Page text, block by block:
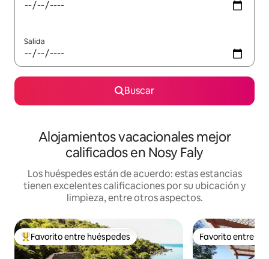
Salida
Buscar
Alojamientos vacacionales mejor
calificados en Nosy Faly
Los huéspedes están de acuerdo: estas estancias
tienen excelentes calificaciones por su ubicación y
limpieza, entre otros aspectos.
De los mejores en Favorito entre huéspedes
Favorito entre huéspedes Favorito entre
Favorito entre